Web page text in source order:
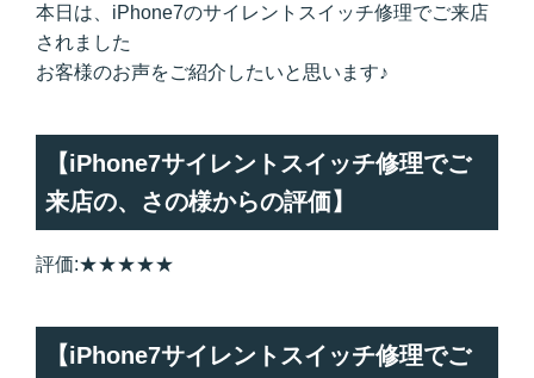
本日は、iPhone7のサイレントスイッチ修理でご来店
されました
お客様のお声をご紹介したいと思います♪
【iPhone7サイレントスイッチ修理でご
来店の、さの様からの評価】
評価:★★★★★
【iPhone7サイレントスイッチ修理でご